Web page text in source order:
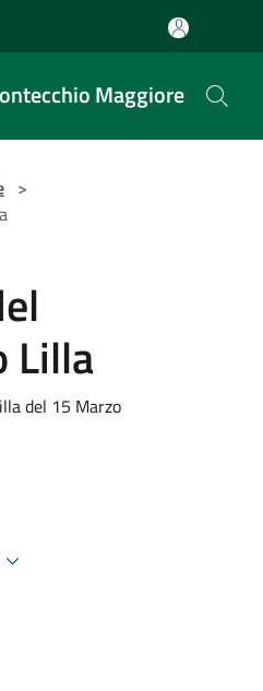
Maggiore
>
Lilla
del 15 Marzo